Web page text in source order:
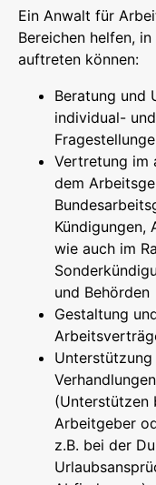
Ein Anwalt für
Bereichen helfen,
auftreten können:
Beratung und
individual-
Vertretung im
dem
Kündigungen,
wie auch im
und Behörden
Gestaltung
(Unterstützen
Arbeitgeber
z.B. bei der